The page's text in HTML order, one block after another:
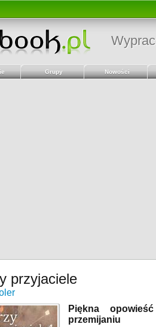
Grupy Nowości
przyjaciele
Piękna
przemijaniu